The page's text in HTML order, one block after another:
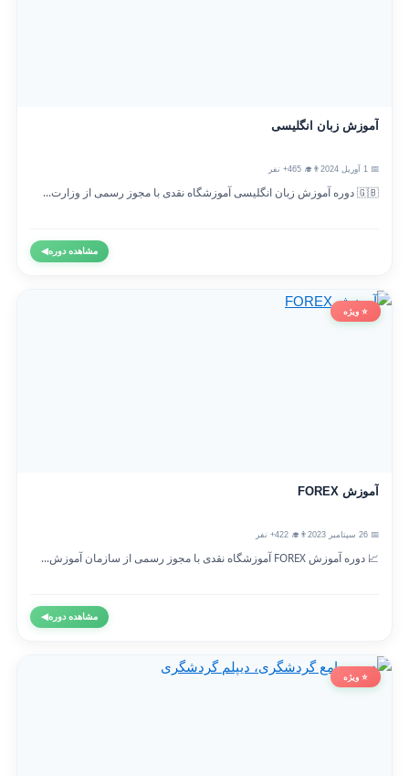
آموزش زبان انگلیسی
👨‍🎓 465+ نفر
🇬🇧 دوره آموزش زبان انگلیسی آموزشگاه نقدی با مجوز رسمی از وزارت...
مشاهده دوره◀
⭐ ویژه
آموزش FOREX
👨‍🎓 422+ نفر
📈 دوره آموزش FOREX آموزشگاه نقدی با مجوز رسمی از سازمان آموزش...
مشاهده دوره◀
⭐ ویژه